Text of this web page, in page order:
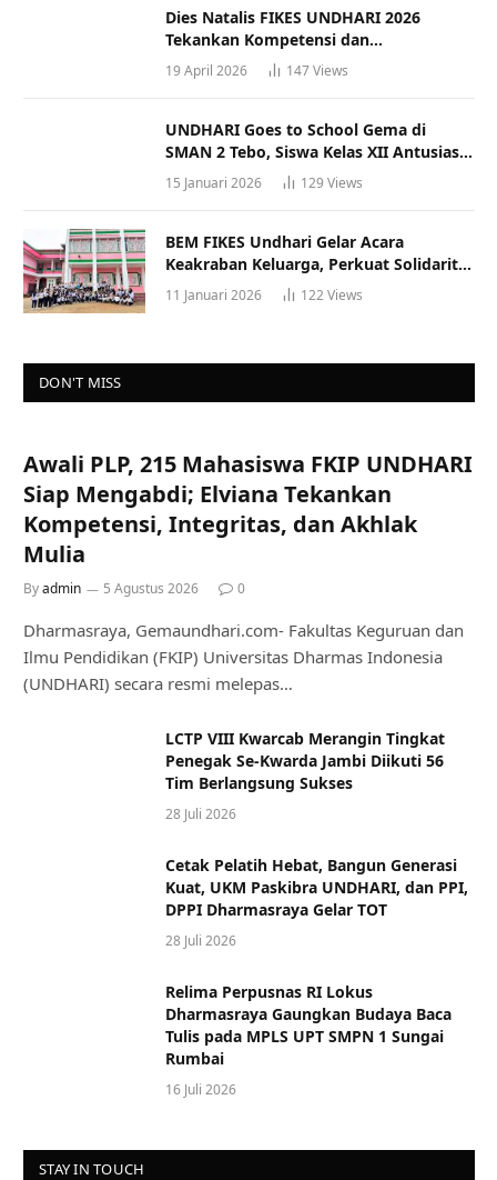
Dies Natalis FIKES UNDHARI 2026
Tekankan Kompetensi dan
Profesionalisme Tenaga Kesehatan
19 April 2026 147Views
UNDHARI Goes to School Gema di
SMAN 2 Tebo, Siswa Kelas XII Antusias
Ikuti Sosialisasi Kampus Berkualitas
15 Januari 2026 129 Views
BEM FIKES Undhari Gelar Acara
Keakraban Keluarga, Perkuat Solidaritas
dan Gaya Hidup Sehat
11 Januari 2026 122Views
DON'T MISS
Awali PLP, 215 Mahasiswa FKIP UNDHARI
Siap Mengabdi; Elviana Tekankan
Kompetensi, Integritas, dan Akhlak
Mulia
Byadmin 5 Agustus 2026 0
Dharmasraya, Gemaundhari.com- Fakultas Keguruan dan
Ilmu Pendidikan (FKIP) Universitas Dharmas Indonesia
(UNDHARI) secara resmi melepas…
LCTP VIII Kwarcab Merangin Tingkat
Penegak Se-Kwarda Jambi Diikuti 56
Tim Berlangsung Sukses
28 Juli 2026
Cetak Pelatih Hebat, Bangun Generasi
Kuat, UKM Paskibra UNDHARI, dan PPI,
DPPI Dharmasraya Gelar TOT
28 Juli 2026
Relima Perpusnas RI Lokus
Dharmasraya Gaungkan Budaya Baca
Tulis pada MPLS UPT SMPN 1 Sungai
Rumbai
16 Juli 2026
STAY IN TOUCH